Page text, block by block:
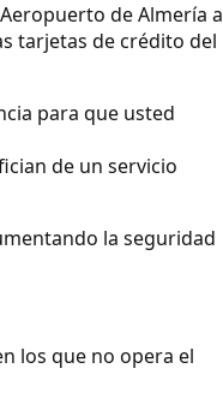
de Almería a
tarjetas de crédito del
para que usted
de un servicio
la seguridad
los que no opera el